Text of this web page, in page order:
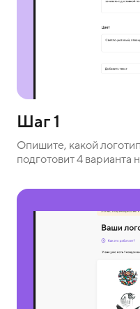
Шаг 1
Опишите, какой
подготовит 4 варианта